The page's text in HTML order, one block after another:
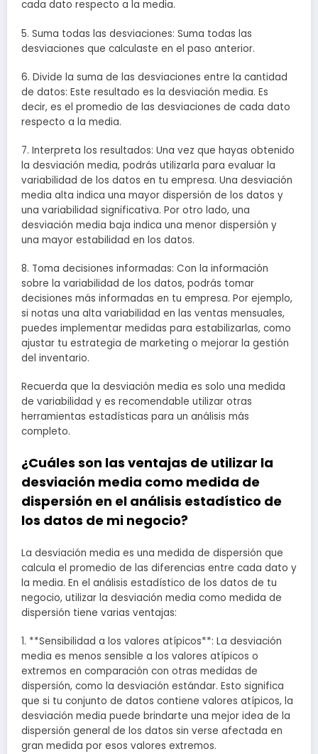
cada dato respecto a la media.
5. Suma todas las desviaciones: Suma todas las
desviaciones que calculaste en el paso anterior.
6. Divide la suma de las desviaciones entre la cantidad
de datos: Este resultado es la desviación media. Es
decir, es el promedio de las desviaciones de cada dato
respecto a la media.
7. Interpreta los resultados: Una vez que hayas obtenido
la desviación media, podrás utilizarla para evaluar la
variabilidad de los datos en tu empresa. Una desviación
media alta indica una mayor dispersión de los datos y
una variabilidad significativa. Por otro lado, una
desviación media baja indica una menor dispersión y
una mayor estabilidad en los datos.
8. Toma decisiones informadas: Con la información
sobre la variabilidad de los datos, podrás tomar
decisiones más informadas en tu empresa. Por ejemplo,
si notas una alta variabilidad en las ventas mensuales,
puedes implementar medidas para estabilizarlas, como
ajustar tu estrategia de marketing o mejorar la gestión
del inventario.
Recuerda que la desviación media es solo una medida
de variabilidad y es recomendable utilizar otras
herramientas estadísticas para un análisis más
completo.
¿Cuáles son las ventajas de utilizar la
desviación media como medida de
dispersión en el análisis estadístico de
los datos de mi negocio?
La desviación media es una medida de dispersión que
calcula el promedio de las diferencias entre cada dato y
la media. En el análisis estadístico de los datos de tu
negocio, utilizar la desviación media como medida de
dispersión tiene varias ventajas:
1. **Sensibilidad a los valores atípicos**: La desviación
media es menos sensible a los valores atípicos o
extremos en comparación con otras medidas de
dispersión, como la desviación estándar. Esto significa
que si tu conjunto de datos contiene valores atípicos, la
desviación media puede brindarte una mejor idea de la
dispersión general de los datos sin verse afectada en
gran medida por esos valores extremos.